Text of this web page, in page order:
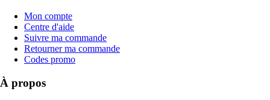
Mon compte
Centre d'aide
Suivre ma commande
Retourner ma commande
Codes promo
À propos